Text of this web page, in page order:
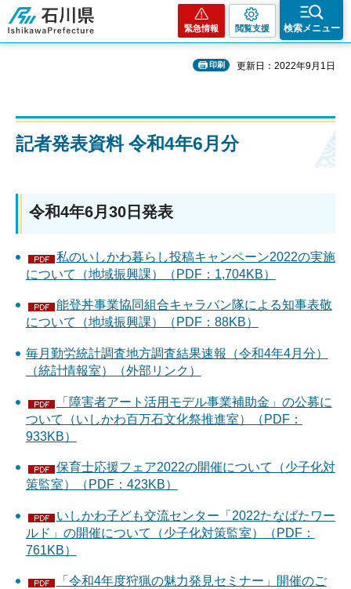
石川県
緊急情報 閲覧支援 検索メニュー
印刷 更新日：2022年9月1日
記者発表資料 令和4年6月分
令和4年6月30日発表
私のいしかわ暮らし投稿キャンペーン2022の実施
について（地域振興課）（PDF：1,704KB）
能登丼事業協同組合キャラバン隊による知事表敬
について（地域振興課）（PDF：88KB）
毎月勤労統計調査地方調査結果速報（令和4年4月分）
（統計情報室）（外部リンク）
「障害者アート活用モデル事業補助金」の公募に
ついて（いしかわ百万石文化祭推進室）（PDF：
933KB）
保育士応援フェア2022の開催について（少子化対
策監室）（PDF：423KB）
いしかわ子ども交流センター「2022たなばたワー
ルド」の開催について（少子化対策監室）（PDF：
761KB）
「令和4年度狩猟の魅力発見セミナー」開催のご